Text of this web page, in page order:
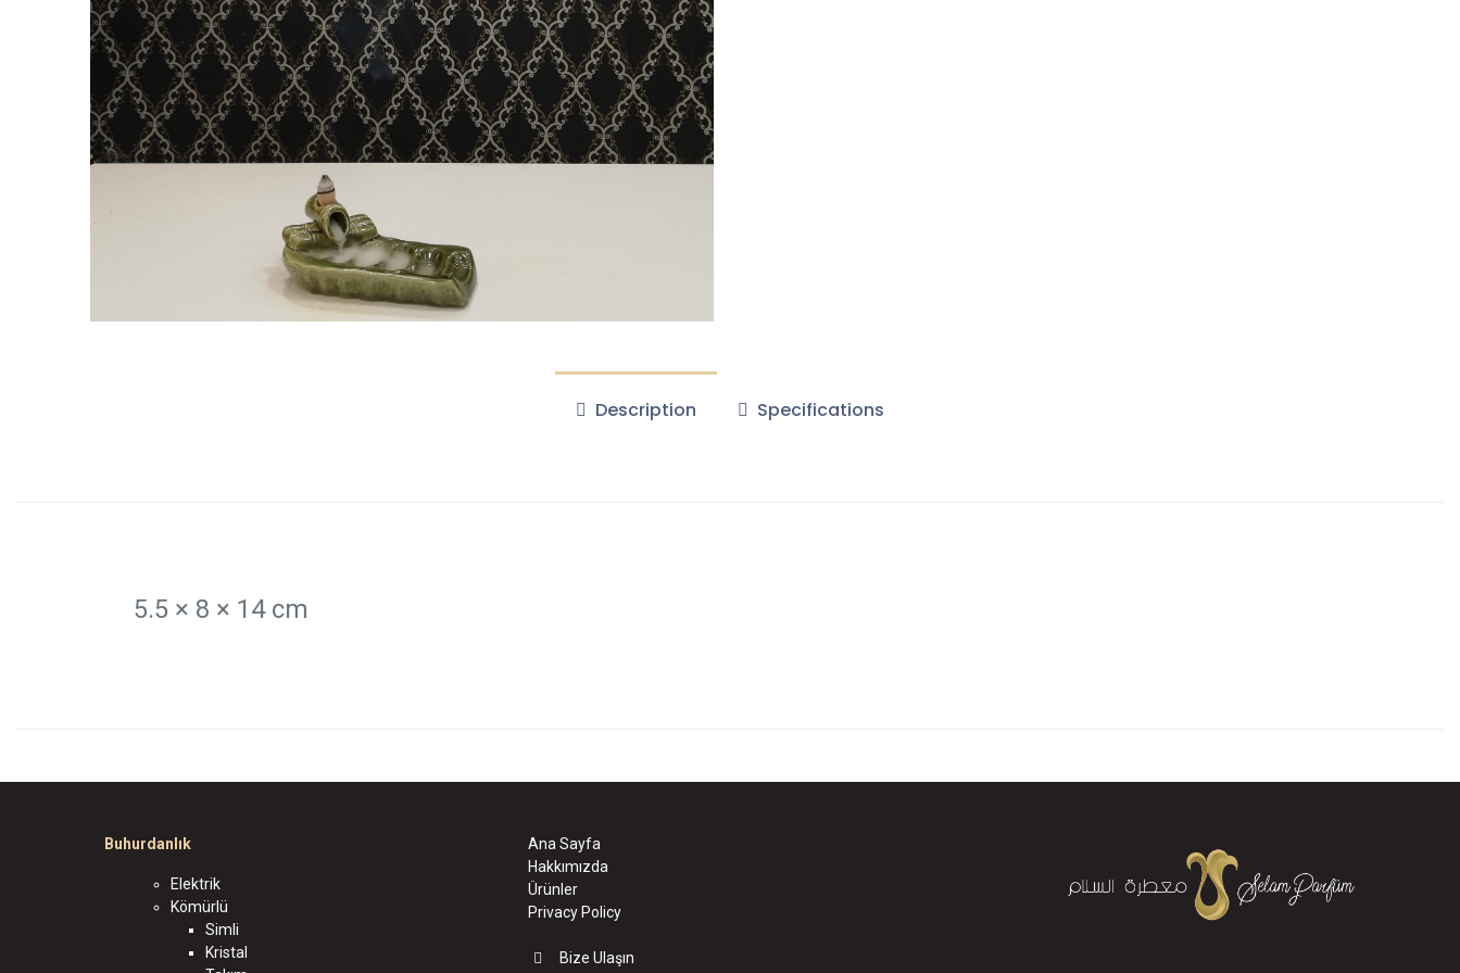
Description Specifications
5.5 × 8 × 14 cm
Ana Sayfa
Hakkımızda
Ürünler
Privacy Policy
Bize Ulaşın
Buhurdanlık
Elektrik
Kömürlü
Simli
Kristal